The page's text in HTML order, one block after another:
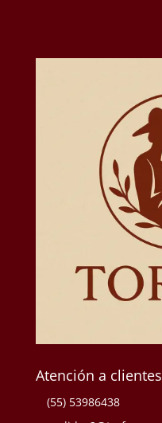
Atención a clientes
(55) 53986438